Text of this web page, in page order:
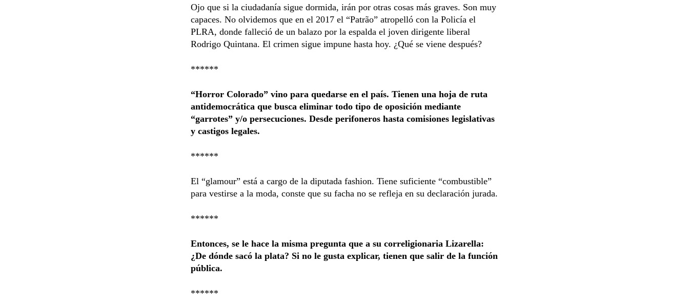
Ojo que si la ciudadanía sigue dormida, irán por otras cosas más graves. Son muy
capaces. No olvidemos que en el 2017 el “Patrão” atropelló con la Policía el
PLRA, donde falleció de un balazo por la espalda el joven dirigente liberal
Rodrigo Quintana. El crimen sigue impune hasta hoy. ¿Qué se viene después?
******
“Horror Colorado” vino para quedarse en el país. Tienen una hoja de ruta
antidemocrática que busca eliminar todo tipo de oposición mediante
“garrotes” y/o persecuciones. Desde perifoneros hasta comisiones legislativas
y castigos legales.
******
El “glamour” está a cargo de la diputada fashion. Tiene suficiente “combustible”
para vestirse a la moda, conste que su facha no se refleja en su declaración jurada.
******
Entonces, se le hace la misma pregunta que a su correligionaria Lizarella:
¿De dónde sacó la plata? Si no le gusta explicar, tienen que salir de la función
pública.
******